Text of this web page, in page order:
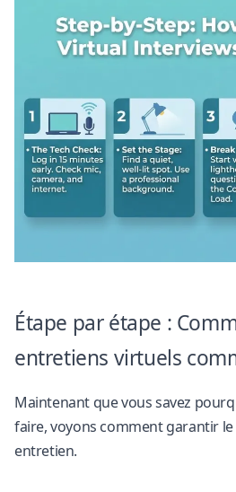
Étape par étape :
entretiens virtuels
Maintenant que vous savez
faire, voyons comment garantir le
entretien.